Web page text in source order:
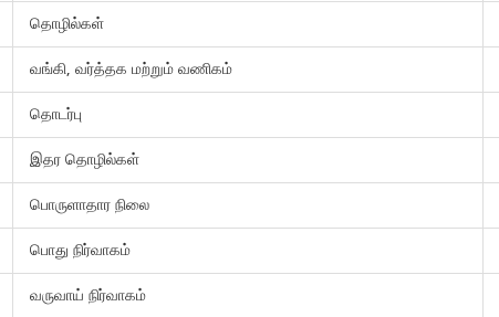
தொழில்கள்
வங்கி, வர்த்தக மற்றும் வணிகம்
தொடர்பு
இதர தொழில்கள்
பொருளாதார நிலை
பொது நிர்வாகம்
வருவாய் நிர்வாகம்